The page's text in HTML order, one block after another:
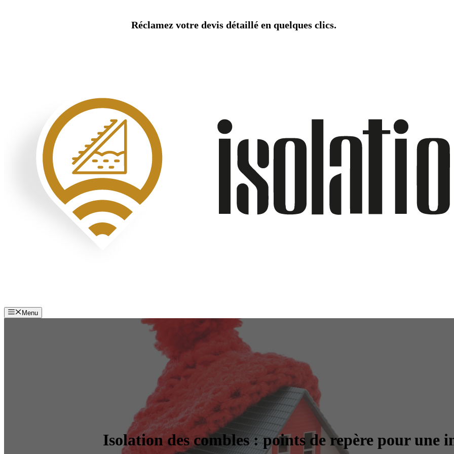
Réclamez votre devis détaillé en quelques clics.
Menu
Isolation des combles : points de repère pour une